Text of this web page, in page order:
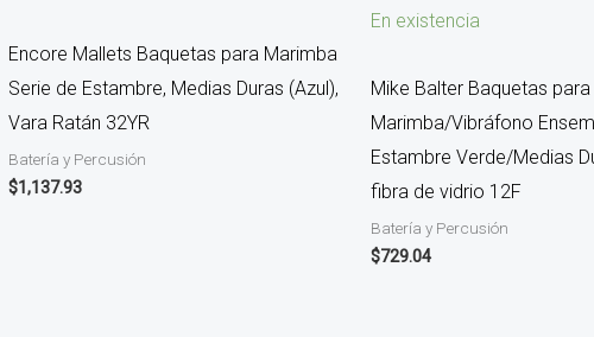
Encore Mallets Baquetas para Marimba
Serie de Estambre, Medias Duras (Azul),
Vara Ratán 32YR
Batería y Percusión
$1,137.93
En existencia
Mike Balter Baquetas para
Marimba/Vibráfono
Estambre Verde/Medias
fibra de vidrio 12F
Batería y Percusión
$729.04